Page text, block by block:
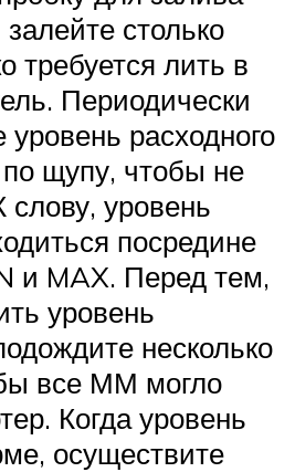
столько
требуется лить в
Периодически
уровень расходного
щупу, чтобы не
слову, уровень
посредине
и MAX. Перед тем,
уровень
несколько
все ММ могло
Когда уровень
осуществите